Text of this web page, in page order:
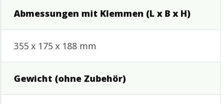
Abmessungen mit Klemmen (L x B x H)
355 x 175 x 188 mm
Gewicht (ohne Zubehör)